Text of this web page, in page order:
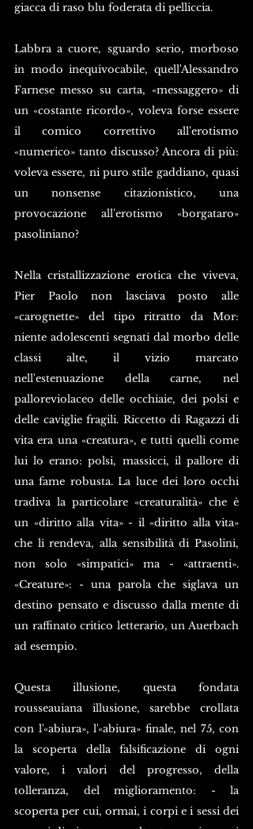
giacca di raso blu foderata di pelliccia.
Labbra a cuore, sguardo serio, morboso
in modo inequivocabile, quell'Alessandro
Farnese messo su carta, «messaggero» di
un «costante ricordo», voleva forse essere
il comico correttivo all'erotismo
«numerico» tanto discusso? Ancora di più:
voleva essere, ni puro stile gaddiano, quasi
un nonsense citazionistico, una
provocazione all'erotismo «borgataro»
pasoliniano?
Nella cristallizzazione erotica che viveva,
Pier Paolo non lasciava posto alle
«carognette» del tipo ritratto da Mor:
niente adolescenti segnati dal morbo delle
classi alte, il vizio marcato
nell'estenuazione della carne, nel
palloreviolaceo delle occhiaie, dei polsi e
delle caviglie fragili. Riccetto di Ragazzi di
vita era una «creatura», e tutti quelli come
lui lo erano: polsi, massicci, il pallore di
una fame robusta. La luce dei loro occhi
tradiva la particolare «creaturalità» che è
un «diritto alla vita» - il «diritto alla vita»
che li rendeva, alla sensibilità di Pasolini,
non solo «simpatici» ma - «attraenti».
«Creature»: - una parola che siglava un
destino pensato e discusso dalla mente di
un raffinato critico letterario, un Auerbach
ad esempio.
Questa illusione, questa fondata
rousseauiana illusione, sarebbe crollata
con l'«abiura», l'«abiura» finale, nel 75, con
la scoperta della falsificazione di ogni
valore, i valori del progresso, della
tolleranza, del miglioramento: - la
scoperta per cui, ormai, i corpi e i sessi dei